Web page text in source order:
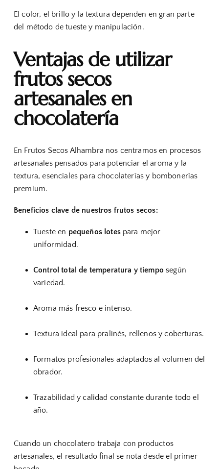
El color, el brillo y la textura dependen en gran parte
del método de tueste y manipulación.
Ventajas de utilizar
frutos secos
artesanales en
chocolatería
En Frutos Secos Alhambra nos centramos en procesos
artesanales pensados para potenciar el aroma y la
textura, esenciales para chocolaterías y bombonerías
premium.
Beneficios clave de nuestros frutos secos:
Tueste en pequeños lotespara mejor
uniformidad.
Control total de temperatura y tiempo según
variedad.
Aroma más fresco e intenso.
Textura ideal para pralinés, rellenos y coberturas.
Formatos profesionales adaptados al volumen del
obrador.
Trazabilidad y calidad constante durante todo el
año.
Cuando un chocolatero trabaja con productos
artesanales, el resultado final se nota desde el primer